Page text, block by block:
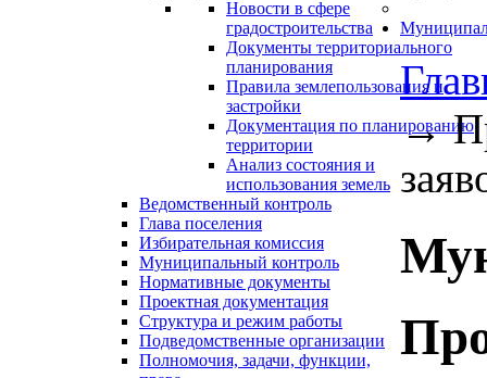
Новости в сфере
градостроительства
Документы территориального
планирования
Правила землепользования и
застройки
Документация по планированию
территории
Анализ состояния и
использования земель
Ведомственный контроль
Глава поселения
Избирательная комиссия
Муниципальный контроль
Нормативные документы
Проектная документация
Структура и режим работы
Подведомственные организации
Полномочия, задачи, функции,
→